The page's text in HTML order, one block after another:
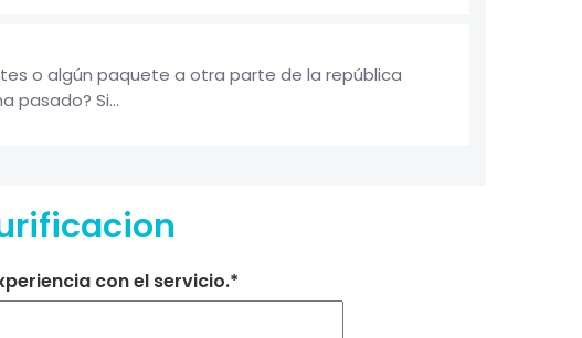
o algún paquete a otra parte de la república
pasado? Si...
con el servicio.*